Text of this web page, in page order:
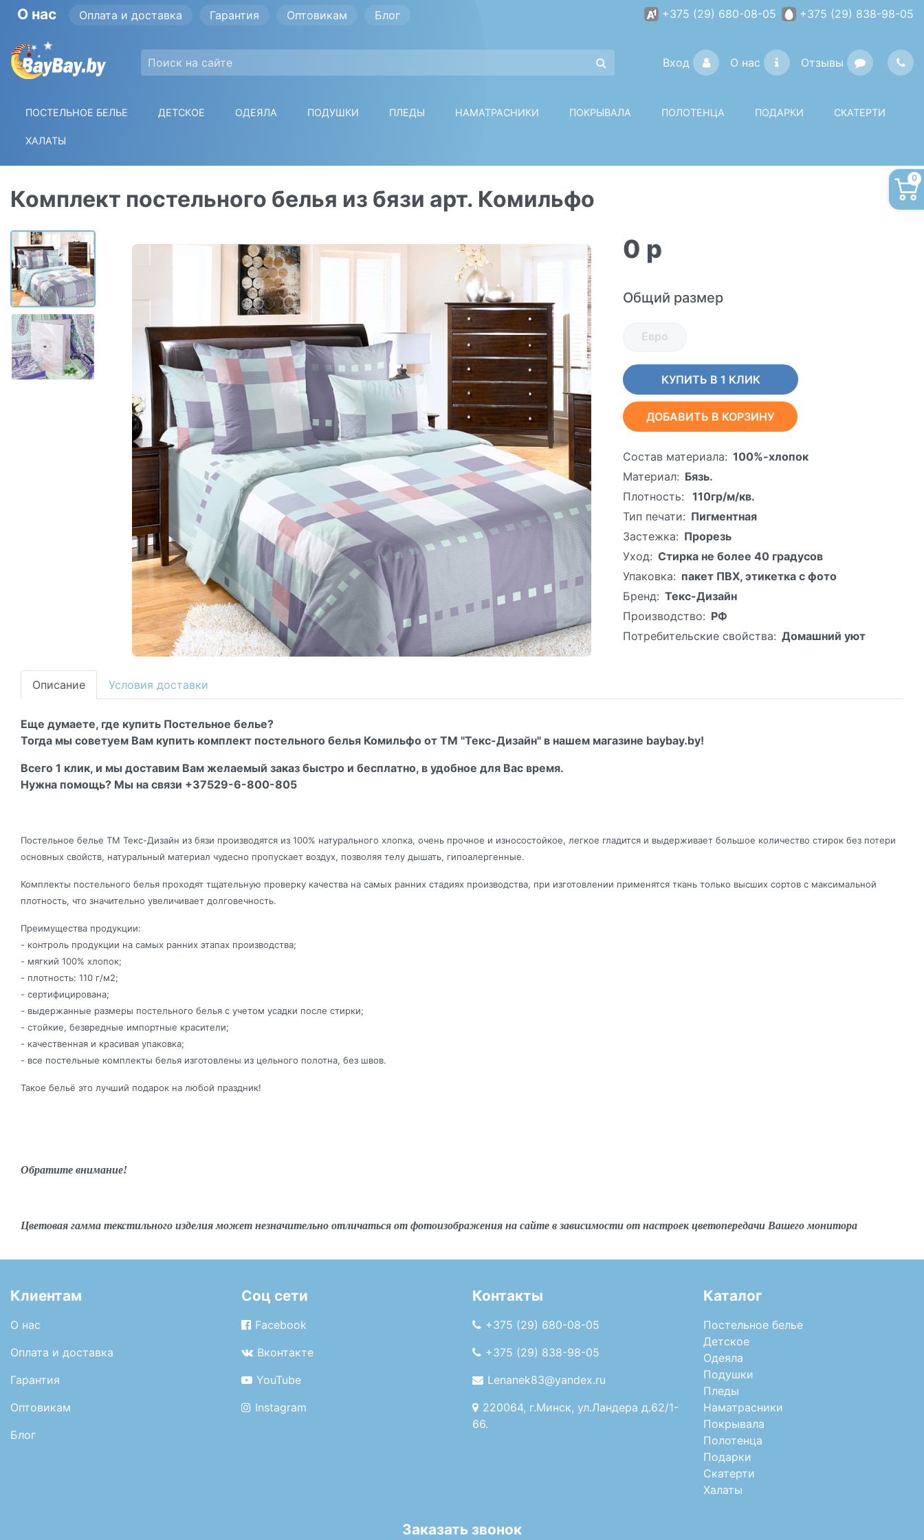
О нас Оплата и доставка Гарантия Оптовикам Блог +375 (29) 680-08-05 +375 (29) 838-98-05
Вход О нас Отзывы
0
ПОСТЕЛЬНОЕ БЕЛЬЕ ДЕТСКОЕ ОДЕЯЛА ПОДУШКИ ПЛЕДЫ НАМАТРАСНИКИ ПОКРЫВАЛА ПОЛОТЕНЦА ПОДАРКИ СКАТЕРТИ
ХАЛАТЫ
Комплект постельного белья из бязи арт. Комильфо
0 p
Общий размер
Евро
КУПИТЬ В 1 КЛИК
ДОБАВИТЬ В КОРЗИНУ
Состав материала: 100%-хлопок
Материал: Бязь.
Плотность:
110гр/м/кв.
Тип печати: Пигментная
Застежка: Прорезь
Уход: Стирка не более 40 градусов
Упаковка: пакет ПВХ, этикетка с фото
Бренд: Текс-Дизайн
Производство: РФ
Потребительские свойства: Домашний уют
Описание Условия доставки
Еще думаете, где купить Постельное белье?
Тогда мы советуем Вам купить комплект постельного белья Комильфо от ТМ "Текс-Дизайн" в нашем магазине baybay.by!
Всего 1 клик, и мы доставим Вам желаемый заказ быстро и бесплатно, в удобное для Вас время.
Нужна помощь? Мы на связи +37529-6-800-805
Постельное белье ТМ Текс-Дизайн из бязи производятся из 100% натурального хлопка, очень прочное и износостойкое, легкое гладится и выдерживает большое количество стирок без потери
основных свойств, натуральный материал чудесно пропускает воздух, позволяя телу дышать, гипоалергенные.
Комплекты постельного белья проходят тщательную проверку качества на самых ранних стадиях производства, при изготовлении применятся ткань только высших сортов с максимальной
плотность, что значительно увеличивает долговечность.
Преимущества продукции:
- контроль продукции на самых ранних этапах производства;
- мягкий 100% хлопок;
- плотность: 110 г/м2;
- сертифицирована;
- выдержанные размеры постельного белья с учетом усадки после стирки;
- стойкие, безвредные импортные красители;
- качественная и красивая упаковка;
- все постельные комплекты белья изготовлены из цельного полотна, без швов.
Такое бельё это лучший подарок на любой праздник!
Обратите внимание!
Цветовая гамма текстильного изделия может незначительно отличаться от фотоизображения на сайте в зависимости от настроек цветопередачи Вашего монитора
Клиентам
О нас
Оплата и доставка
Гарантия
Оптовикам
Блог
Соц сети
Facebook
Вконтакте
YouTube
Instagram
Контакты
+375 (29) 680-08-05
+375 (29) 838-98-05
Lenanek83@yandex.ru
220064, г.Минск, ул.Ландера д.62/1-
66.
Каталог
Постельное белье
Детское
Одеяла
Подушки
Пледы
Наматрасники
Покрывала
Полотенца
Подарки
Скатерти
Халаты
Заказать звонок